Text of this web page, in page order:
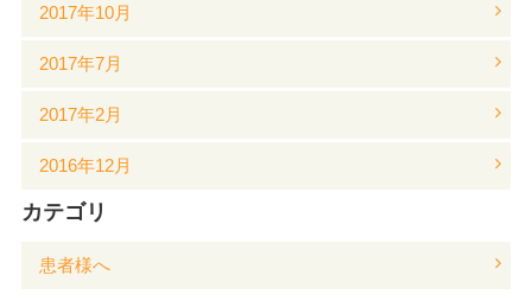
2017年10月
2017年7月
2017年2月
2016年12月
カテゴリ
患者様へ